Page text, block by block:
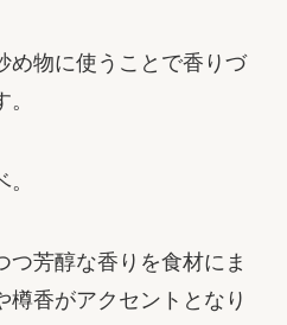
め物に使うことで香りづ
つ芳醇な香りを食材にま
樽香がアクセントとなり